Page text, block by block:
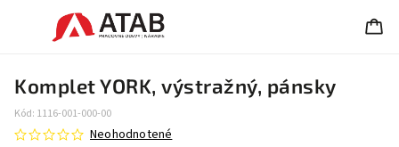
Komplet YORK, výstražný, pánsky
Kód: 1116-001-000-00
Neohodnotené